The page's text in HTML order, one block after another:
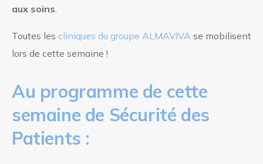
aux soins
Toutes les cliniques du groupe ALMAVIVA se mobilisent
lors de cette semaine !
Au programme de cette
semaine de Sécurité des
Patients :